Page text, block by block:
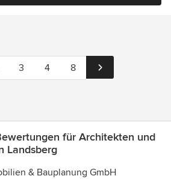
3 4 8
für Architekten und
Landsberg
& Bauplanung GmbH